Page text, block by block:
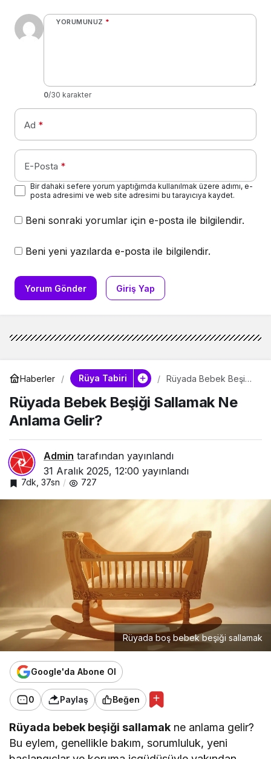
YORUMUNUZ *
0/30 karakter
Ad *
E-Posta *
Bir dahaki sefere yorum yaptığımda kullanılmak üzere adımı, e-
posta adresimi ve web site adresimi bu tarayıcıya kaydet.
Beni sonraki yorumlar için e-posta ile bilgilendir.
Beni yeni yazılarda e-posta ile bilgilendir.
Yorum Gönder Giriş Yap
Haberler Rüya Tabiri
Rüyada Bebek Beşiği
Gelir?
Rüyada Bebek Beşiği Sallamak Ne
Anlama Gelir?
Admin tarafından yayınlandı
31 Aralık 2025, 12:00 yayınlandı
7dk, 37sn 727
Rüyada boş bebek beşiği sallamak
Google'da Abone Ol
0 Paylaş Beğen
Rüyada bebek beşiği sallamak ne anlama gelir?
Bu eylem, genellikle bakım, sorumluluk, yeni